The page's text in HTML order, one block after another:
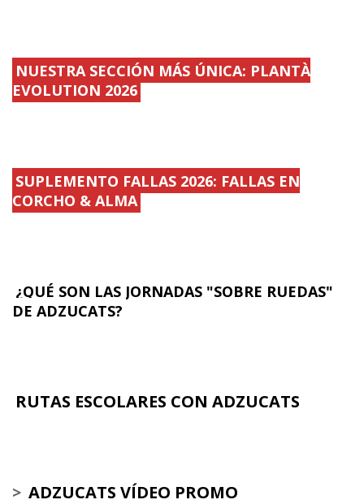
NUESTRA SECCIÓN MÁS ÚNICA: PLANTÀ
EVOLUTION 2026
SUPLEMENTO FALLAS 2026: FALLAS EN
CORCHO & ALMA
¿QUÉ SON LAS JORNADAS "SOBRE RUEDAS"
DE ADZUCATS?
RUTAS ESCOLARES CON ADZUCATS
> ADZUCATS VÍDEO PROMO